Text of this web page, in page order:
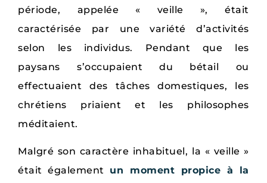
période, appelée « veille », était
caractérisée par une variété d’activités
selon les individus. Pendant que les
paysans s’occupaient du bétail ou
effectuaient des tâches domestiques, les
chrétiens priaient et les philosophes
méditaient.
Malgré son caractère inhabituel, la « veille »
était également un moment propice à la